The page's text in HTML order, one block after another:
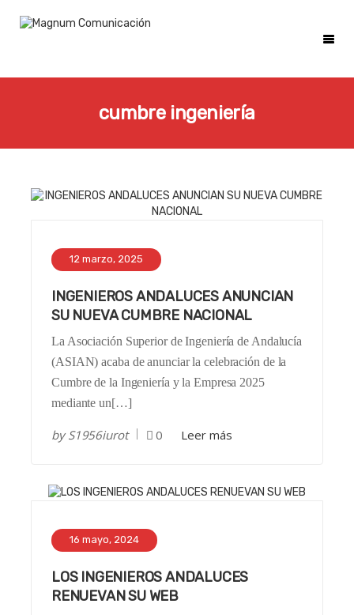
cumbre ingeniería
12 marzo, 2025
INGENIEROS ANDALUCES ANUNCIAN
SU NUEVA CUMBRE NACIONAL
La Asociación Superior de Ingeniería de Andalucía
(ASIAN) acaba de anunciar la celebración de la
Cumbre de la Ingeniería y la Empresa 2025
mediante un[…]
byS1956iurot 0 Leer más
16 mayo, 2024
LOS INGENIEROS ANDALUCES
RENUEVAN SU WEB